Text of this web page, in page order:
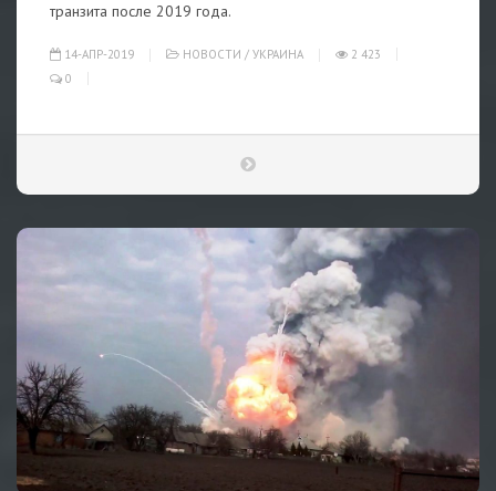
транзита после 2019 года.
14-АПР-2019 НОВОСТИ / УКРАИНА
2 423
0